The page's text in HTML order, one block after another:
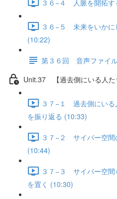
３６−４ 人脈を開拓す
３６−５ 未来をいかに
(10:22)
第３６回 音声ファイ
Unit.37 【過去側にいる人た
３７−１ 過去側にい
を振り返る (10:33)
３７−２ サイバー空間
(10:44)
３７−３ サイバー空間
を置く (10:30)